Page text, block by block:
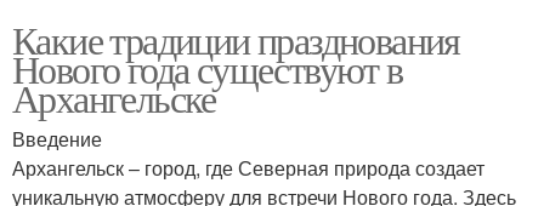
Какие традиции празднования
Нового года существуют в
Архангельске
Введение
Архангельск – город, где Северная природа создает
уникальную атмосферу для встречи Нового года. Здесь